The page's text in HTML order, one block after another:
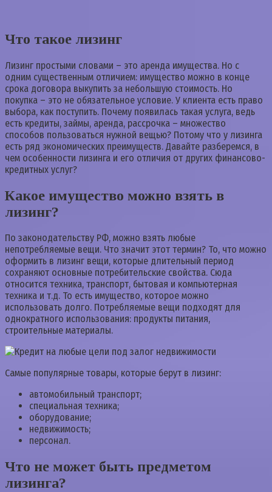
Что такое лизинг
Лизинг простыми словами – это аренда имущества. Но с
одним существенным отличием: имущество можно в конце
срока договора выкупить за небольшую стоимость. Но
покупка – это не обязательное условие. У клиента есть право
выбора, как поступить. Почему появилась такая услуга, ведь
есть кредиты, займы, аренда, рассрочка – множество
способов пользоваться нужной вещью? Потому что у лизинга
есть ряд экономических преимуществ. Давайте разберемся, в
чем особенности лизинга и его отличия от других финансово-
кредитных услуг?
Какое имущество можно взять в
лизинг?
По законодательству РФ, можно взять любые
непотребляемые вещи. Что значит этот термин? То, что можно
оформить в лизинг вещи, которые длительный период
сохраняют основные потребительские свойства. Сюда
относится техника, транспорт, бытовая и компьютерная
техника и т.д. То есть имущество, которое можно
использовать долго. Потребляемые вещи подходят для
однократного использования: продукты питания,
строительные материалы.
Самые популярные товары, которые берут в лизинг:
автомобильный транспорт;
специальная техника;
оборудование;
недвижимость;
персонал.
Что не может быть предметом
лизинга?